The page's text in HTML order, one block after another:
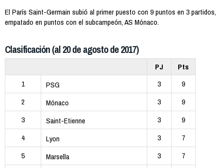
El París Saint-Germain subió al primer puesto con 9 puntos en 3 partidos,
empatado en puntos con el subcampeón, AS Mónaco.
Clasificación (al 20 de agosto de 2017)
PJ
Pts
1
PSG 3
9
2
Mónaco 3
9
3
Saint-Etienne 3
9
4
Lyon 3
7
5
Marsella 3
7